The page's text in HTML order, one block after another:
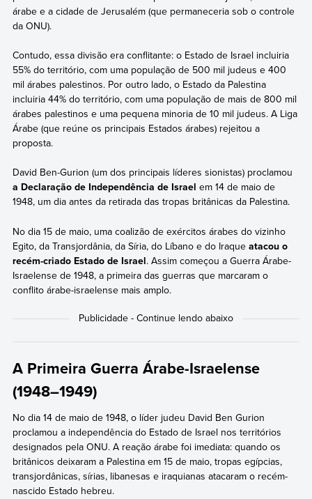
árabe e a cidade de Jerusalém (que permaneceria sob o controle
da ONU).
Contudo, essa divisão era conflitante: o Estado de Israel incluiria
55% do território, com uma população de 500 mil judeus e 400
mil árabes palestinos. Por outro lado, o Estado da Palestina
incluiria 44% do território, com uma população de mais de 800 mil
árabes palestinos e uma pequena minoria de 10 mil judeus. A Liga
Árabe (que reúne os principais Estados árabes) rejeitou a
proposta.
David Ben-Gurion (um dos principais líderes sionistas) proclamou
a Declaração de Independência de Israel em 14 de maio de
1948, um dia antes da retirada das tropas britânicas da Palestina.
No dia 15 de maio, uma coalizão de exércitos árabes do vizinho
Egito, da Transjordânia, da Síria, do Líbano e do Iraque atacou o
recém-criado Estado de Israel. Assim começou a Guerra Árabe-
Israelense de 1948, a primeira das guerras que marcaram o
conflito árabe-israelense mais amplo.
A Primeira Guerra Árabe-Israelense
(1948–1949)
No dia 14 de maio de 1948, o líder judeu David Ben Gurion
proclamou a independência do Estado de Israel nos territórios
designados pela ONU. A reação árabe foi imediata: quando os
britânicos deixaram a Palestina em 15 de maio, tropas egípcias,
transjordânicas, sírias, libanesas e iraquianas atacaram o recém-
nascido Estado hebreu.